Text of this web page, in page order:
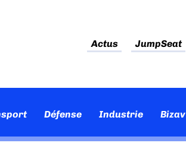
Actus JumpSeat
Défense Industrie Bizav